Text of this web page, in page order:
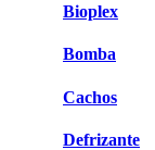
Bioplex
Bomba
Cachos
Defrizante